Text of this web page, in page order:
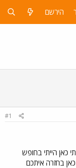
הירשם
#1
כאן הייתי בחופש
בחזרה איתכם